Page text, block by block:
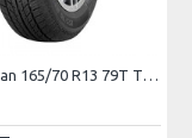
kormoran 165/70 R13 79T TL ROAD KO